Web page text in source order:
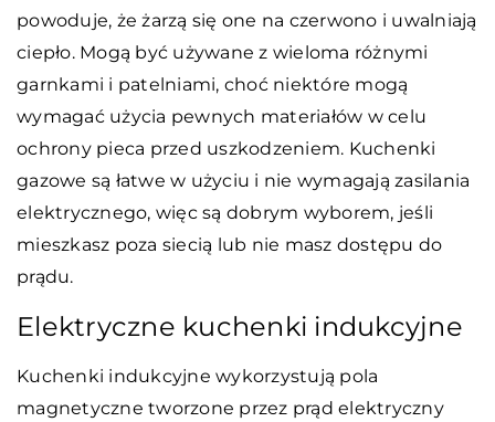
powoduje, że żarzą się one na czerwono i uwalniają
ciepło. Mogą być używane z wieloma różnymi
garnkami i patelniami, choć niektóre mogą
wymagać użycia pewnych materiałów w celu
ochrony pieca przed uszkodzeniem. Kuchenki
gazowe są łatwe w użyciu i nie wymagają zasilania
elektrycznego, więc są dobrym wyborem, jeśli
mieszkasz poza siecią lub nie masz dostępu do
prądu.
Elektryczne kuchenki indukcyjne
Kuchenki indukcyjne wykorzystują pola
magnetyczne tworzone przez prąd elektryczny